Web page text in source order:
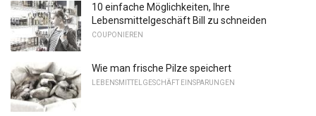
10 einfache Möglichkeiten, Ihre
Lebensmittelgeschäft Bill zu schneiden
COUPONIEREN
Wie man frische Pilze speichert
LEBENSMITTELGESCHÄFT EINSPARUNGEN